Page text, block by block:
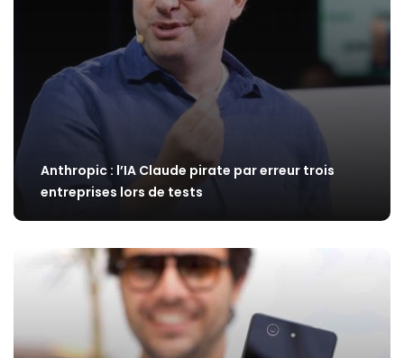
Anthropic : l’IA Claude pirate par erreur trois
entreprises lors de tests